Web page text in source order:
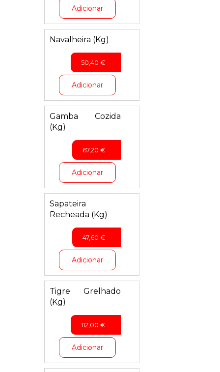
Adicionar
Navalheira (Kg)
50,40 €
Adicionar
Gamba Cozida
(Kg)
67,20 €
Adicionar
Sapateira
Recheada (Kg)
47,60 €
Adicionar
Tigre Grelhado
(Kg)
112,00 €
Adicionar